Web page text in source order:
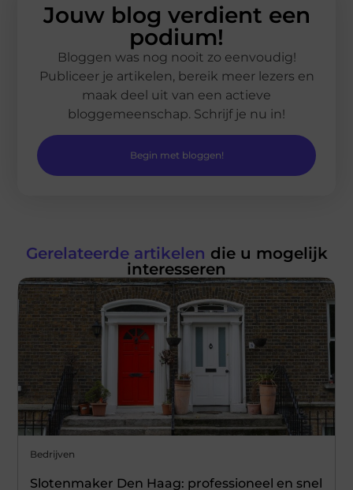
Jouw blog verdient een
podium!
Bloggen was nog nooit zo eenvoudig!
Publiceer je artikelen, bereik meer lezers en
maak deel uit van een actieve
bloggemeenschap. Schrijf je nu in!
Begin met bloggen!
Gerelateerde artikelen die u mogelijk
interesseren
Bedrijven
Slotenmaker Den Haag: professioneel en snel